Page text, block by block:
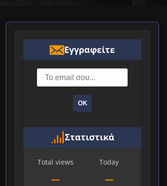
Εγγραφείτε
ΟΚ
Στατιστικά
Total views
—
Today
—